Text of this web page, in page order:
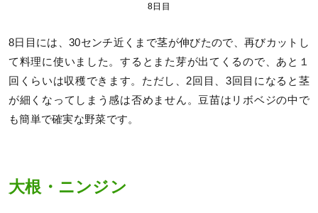
8日目
8日目には、30センチ近くまで茎が伸びたので、再びカットし
て料理に使いました。するとまた芽が出てくるので、あと１
回くらいは収穫できます。ただし、2回目、3回目になると茎
が細くなってしまう感は否めません。豆苗はリボベジの中で
も簡単で確実な野菜です。
大根・ニンジン